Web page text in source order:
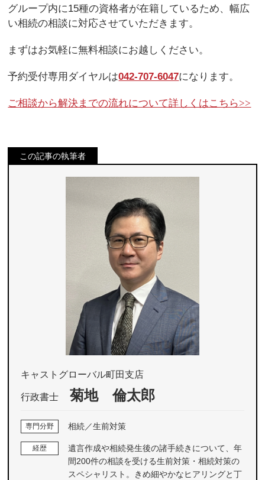
グループ内に15種の資格者が在籍しているため、幅広
い相続の相談に対応させていただきます。
まずはお気軽に無料相談にお越しください。
予約受付専用ダイヤルは042-707-6047になります。
ご相談から解決までの流れについて詳しくはこちら>>
この記事の執筆者
キャストグローバル町田支店
行政書士 菊地 倫太郎
専門分野 相続／生前対策
経歴
遺言作成や相続発生後の諸手続きについて、年
間200件の相談を受ける生前対策・相続対策の
スペシャリスト。きめ細やかなヒアリングと丁